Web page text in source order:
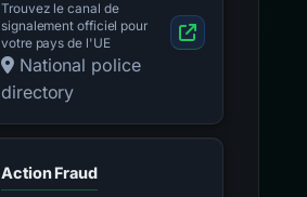
Trouvez le canal de
signalement officiel pour
votre pays de l'UE
National police
directory
Action Fraud